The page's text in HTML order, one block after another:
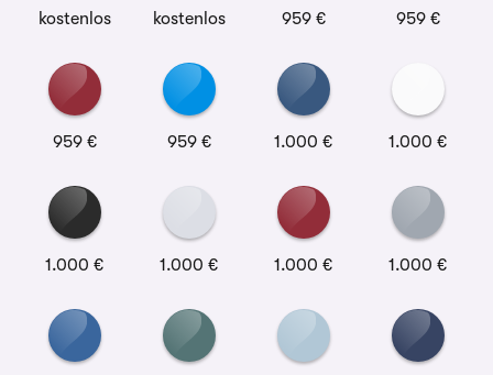
kostenlos kostenlos 959 € 959 €
959 € 959 € 1.000 € 1.000 €
1.000 € 1.000 € 1.000 € 1.000 €